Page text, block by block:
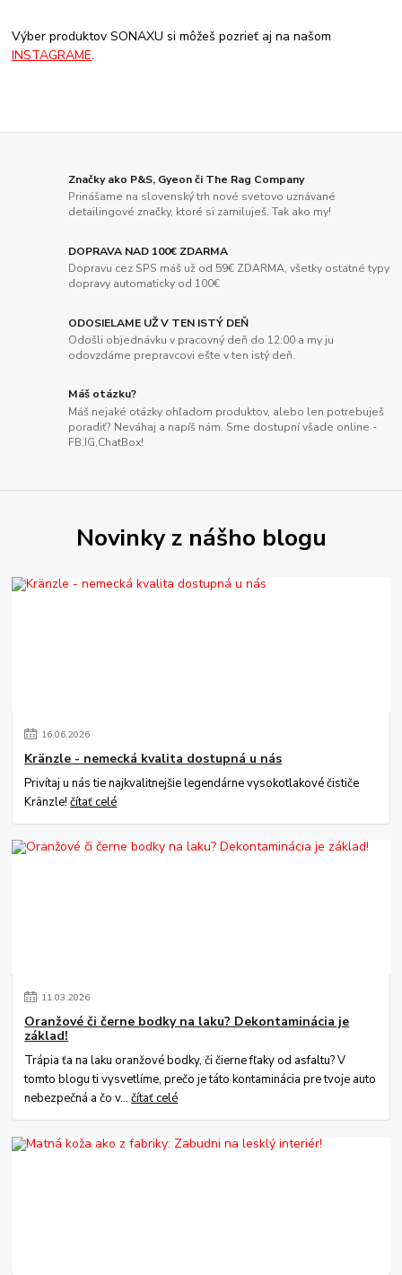
Výber produktov SONAXU si môžeš pozrieť aj na našom
INSTAGRAME.
Značky ako P&S, Gyeon či The Rag Company
Prinášame na slovenský trh nové svetovo uznávané
detailingové značky, ktoré si zamiluješ. Tak ako my!
DOPRAVA NAD 100€ ZDARMA
Dopravu cez SPS máš už od 59€ ZDARMA, všetky ostatné typy
dopravy automaticky od 100€
ODOSIELAME UŽ V TEN ISTÝ DEŇ
Odošli objednávku v pracovný deň do 12:00 a my ju
odovzdáme prepravcovi ešte v ten istý deň.
Máš otázku?
Máš nejaké otázky ohľadom produktov, alebo len potrebuješ
poradiť? Neváhaj a napíš nám. Sme dostupní všade online -
FB,IG,ChatBox!
Novinky z nášho blogu
16.06.2026
Kränzle - nemecká kvalita dostupná u nás
Privítaj u nás tie najkvalitnejšie legendárne vysokotlakové čističe
Kränzle!čítať celé
11.03.2026
Oranžové či černe bodky na laku? Dekontaminácia je
základ!
Trápia ťa na laku oranžové bodky, či čierne fľaky od asfaltu? V
tomto blogu ti vysvetlíme, prečo je táto kontaminácia pre tvoje auto
nebezpečná a čo v...čítať celé